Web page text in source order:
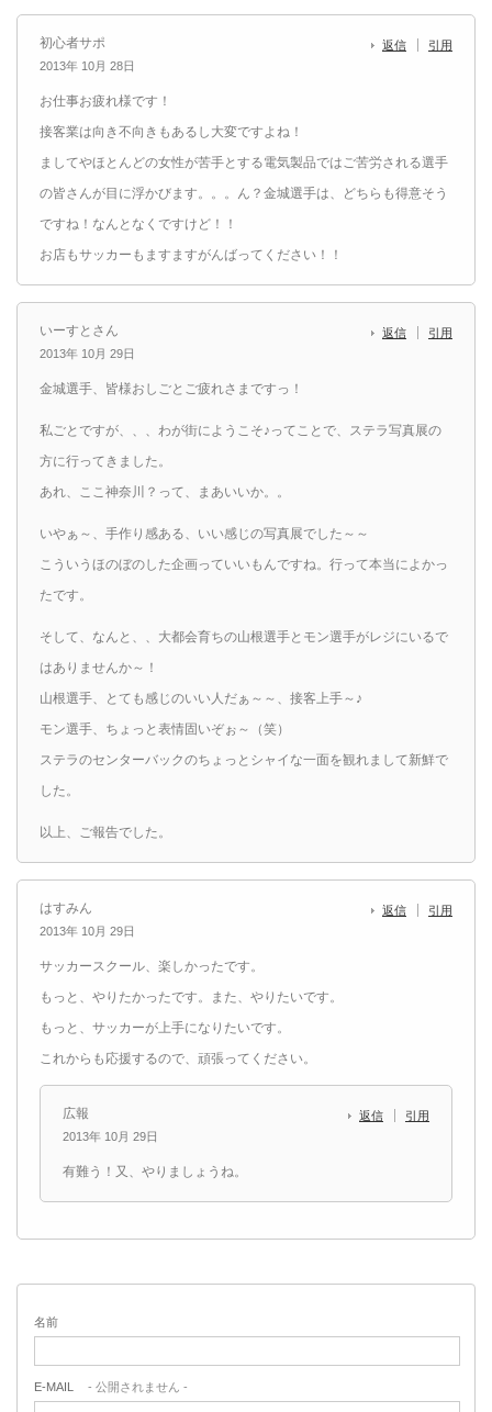
初心者サポ
2013年 10月 28日
返信 引用
お仕事お疲れ様です！
接客業は向き不向きもあるし大変ですよね！
ましてやほとんどの女性が苦手とする電気製品ではご苦労される選手
の皆さんが目に浮かびます。。。ん？金城選手は、どちらも得意そう
ですね！なんとなくですけど！！
お店もサッカーもますますがんばってください！！
いーすとさん
2013年 10月 29日
返信 引用
金城選手、皆様おしごとご疲れさまですっ！
私ごとですが、、、わが街にようこそ♪ってことで、ステラ写真展の
方に行ってきました。
あれ、ここ神奈川？って、まあいいか。。
いやぁ～、手作り感ある、いい感じの写真展でした～～
こういうほのぼのした企画っていいもんですね。行って本当によかっ
たです。
そして、なんと、、大都会育ちの山根選手とモン選手がレジにいるで
はありませんか～！
山根選手、とても感じのいい人だぁ～～、接客上手～♪
モン選手、ちょっと表情固いぞぉ～（笑）
ステラのセンターバックのちょっとシャイな一面を観れまして新鮮で
した。
以上、ご報告でした。
はすみん
2013年 10月 29日
返信 引用
サッカースクール、楽しかったです。
もっと、やりたかったです。また、やりたいです。
もっと、サッカーが上手になりたいです。
これからも応援するので、頑張ってください。
広報
2013年 10月 29日
返信 引用
有難う！又、やりましょうね。
名前
E-MAIL - 公開されません -